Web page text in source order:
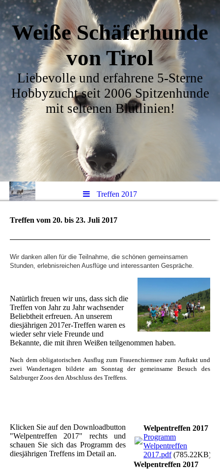
Weiße Schäferhunde
von Tirol
Liebevolle und erfahrene 5-Sterne
Hobbyzucht seit 2006 Spitzenhunde
mit seltenen Blutlinien!
Treffen 2017
Treffen vom 20. bis 23. Juli 2017
Wir danken allen für die Teilnahme, die schönen gemeinsamen
Stunden, erlebnisreichen Ausflüge und interessanten Gespräche.
Natürlich freuen wir uns, dass sich die
Treffen von Jahr zu Jahr wachsender
Beliebtheit erfreuen. An unserem
diesjährigen 2017er-Treffen waren es
wieder sehr viele Freunde und
Bekannte, die mit ihren Weißen teilgenommen haben.
Nach dem obligatorischen Ausflug zum Frauenchiemsee zum Auftakt und
zwei Wandertagen bildete am Sonntag der gemeinsame Besuch des
Salzburger Zoos den Abschluss des Treffens.
Welpentreffen 2017
Programm
Welpentreffen
2017.pdf(785.22KB)
Welpentreffen 2017
Klicken Sie auf den Downloadbutton
"Welpentreffen 2017" rechts und
schauen Sie sich das Programm des
diesjährigen Treffens im Detail an.